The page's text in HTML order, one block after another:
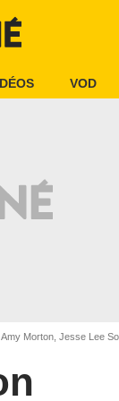
VOD
Morton, Jesse Lee